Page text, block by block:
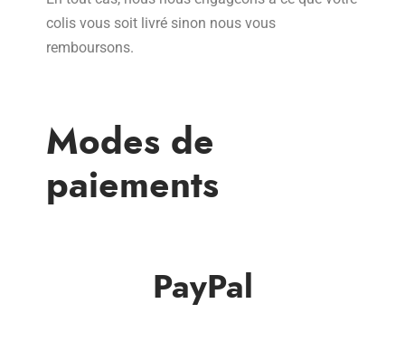
colis vous soit livré sinon nous vous
remboursons.
Modes de
paiements
PayPal